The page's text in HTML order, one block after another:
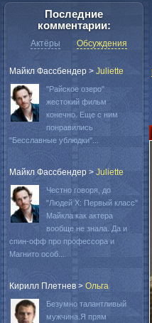
Последние
комментарии:
Актёры Обсуждения
Майкл Фассбендер > Juliette
"Райское озеро"
жестокий фильм
конечно. Еще с ним
понравились
"Бесславные ублюдки"...
Майкл Фассбендер > Juliette
Честно говоря, до
"Людей Х: Первый класс"
Майкла как актера
вообще не знала. Да и
спин-офф про профессора и
Магнито особ...
Кирилл Плетнев > Oльга
Безумно талантливый
мужчина.Я прям